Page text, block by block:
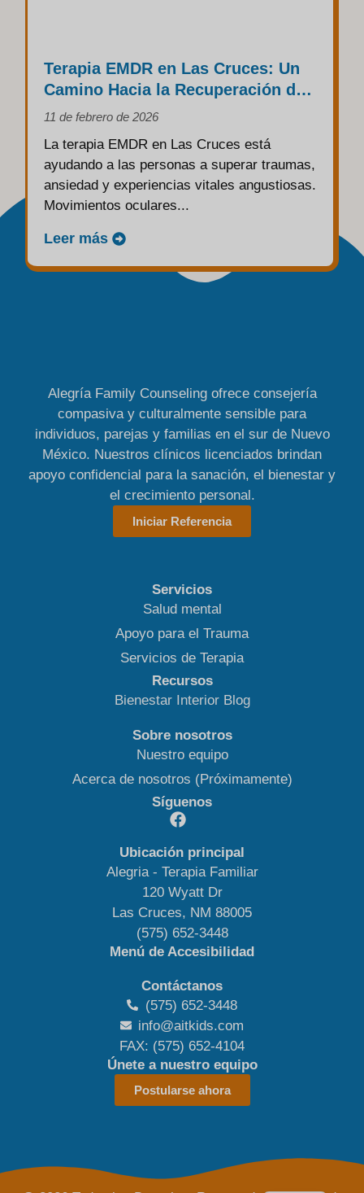
Terapia EMDR en Las Cruces: Un
Camino Hacia la Recuperación de
Traumas y la Sanación Emocional
11 de febrero de 2026
La terapia EMDR en Las Cruces está
ayudando a las personas a superar traumas,
ansiedad y experiencias vitales angustiosas.
Movimientos oculares...
Leer más
Alegría Family Counseling ofrece consejería
compasiva y culturalmente sensible para
individuos, parejas y familias en el sur de Nuevo
México. Nuestros clínicos licenciados brindan
apoyo confidencial para la sanación, el bienestar y
el crecimiento personal.
Iniciar Referencia
Servicios
Salud mental
Apoyo para el Trauma
Servicios de Terapia
Recursos
Bienestar Interior Blog
Sobre nosotros
Nuestro equipo
Acerca de nosotros (Próximamente)
Síguenos
Ubicación principal
Alegria - Terapia Familiar
120 Wyatt Dr
Las Cruces, NM 88005
(575) 652-3448
Menú de Accesibilidad
Contáctanos
(575) 652-3448
info@aitkids.com
FAX: (575) 652-4104
Únete a nuestro equipo
Postularse ahora